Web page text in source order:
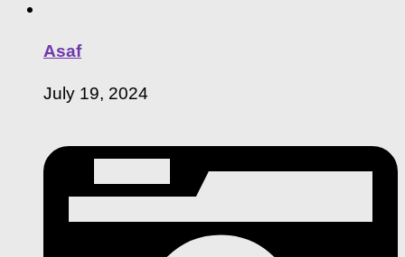
Asaf
July 19, 2024